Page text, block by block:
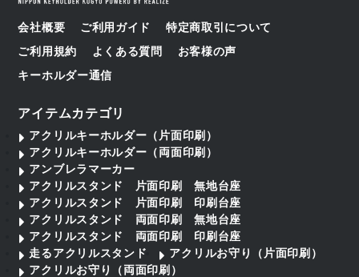
会社概要 ご利用ガイド
特定商取引について
ご利用規約
よくある質問
お客様の声
キーホルダー通信
アイテムカテゴリ
アクリルキーホルダー（片面印刷）
アクリルキーホルダー（両面印刷）
アンブレラマーカー
アクリルスタンド 片面印刷 無地台座
アクリルスタンド 片面印刷 印刷台座
アクリルスタンド 両面印刷 無地台座
アクリルスタンド 両面印刷 印刷台座
走るアクリルスタンド
アクリルお守り（片面印刷）
アクリルお守り（両面印刷）